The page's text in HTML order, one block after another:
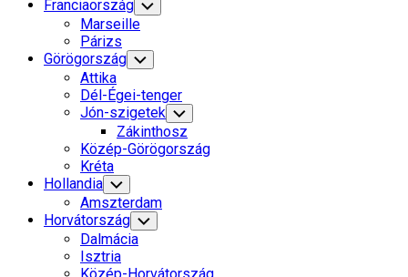
Franciaország Toggle
Child
Marseille
Párizs
Görögország Toggle
Child
Menu
Attika
Dél-Égei-tenger
Jón-szigetek Toggle
Child
Menu
Zákinthosz
Közép-Görögország
Kréta
Hollandia Toggle
Child
Menu
Amszterdam
Horvátország Toggle
Child
Menu
Dalmácia
Isztria